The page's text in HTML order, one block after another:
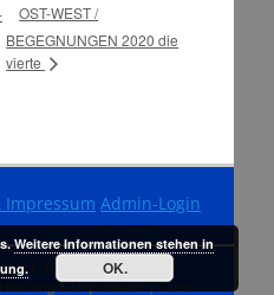
OST-WEST /
BEGEGNUNGEN 2020 die
vierte
Impressum Admin-Login
Tübingen . Alle Rechte
& Impressum| Catch
Weitere Informationen stehen in
OK.